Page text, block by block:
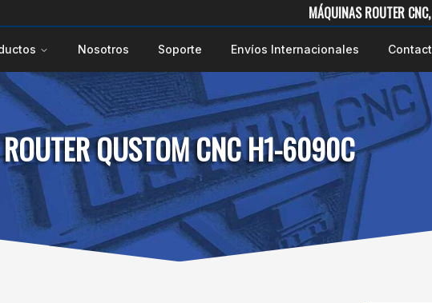
MÁQUINAS ROUTER CNC, CORTADORAS,
Nosotros Soporte Envíos Internacionales
ROUTER QUSTOM CNC H1-6090C